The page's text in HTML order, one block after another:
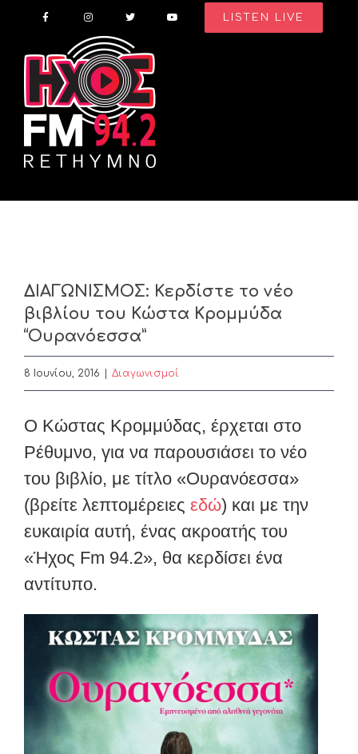
content
LISTEN LIVE
ΔΙΑΓΩΝΙΣΜΟΣ: Κερδίστε το νέο
βιβλίου του Κώστα Κρομμύδα
“Ουρανόεσσα”
8 Ιουνίου, 2016 Διαγωνισμοί
Ο Κώστας Κρομμύδας, έρχεται στο
Ρέθυμνο, για να παρουσιάσει το νέο
του βιβλίο, με τίτλο «Ουρανόεσσα»
(βρείτε λεπτομέρειες εδώ) και με την
ευκαιρία αυτή, ένας ακροατής του
«Ήχος Fm 94.2», θα κερδίσει ένα
αντίτυπο.